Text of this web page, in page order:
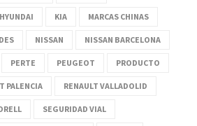
HYUNDAI KIA MARCAS CHINAS
NISSAN NISSAN BARCELONA
PERTE PEUGEOT PRODUCTO
PALENCIA RENAULT VALLADOLID
SEGURIDAD VIAL